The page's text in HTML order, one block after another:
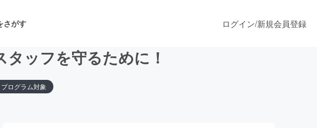
さがす ログイン/新規会員登録
ッフを守るために！
ログラム対象